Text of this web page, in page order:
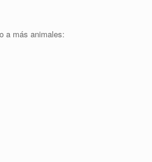
a más animales: